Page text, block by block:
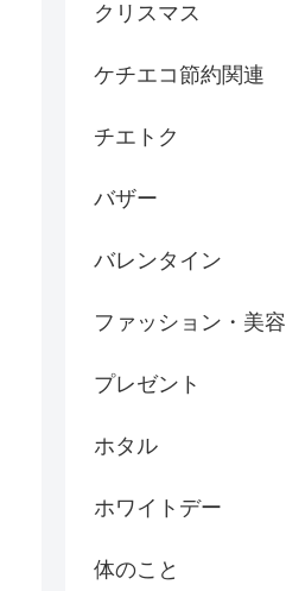
クリスマス
ケチエコ節約関連
チエトク
バザー
バレンタイン
ファッション・美容
プレゼント
ホタル
ホワイトデー
体のこと